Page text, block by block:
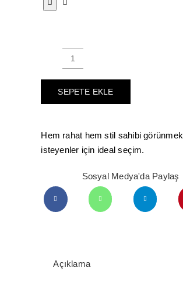
Kadın
Dalgıç
Siyah
Yüksek
Bel
adet
SEPETE EKLE
Hem rahat hem stil sahibi görünmek
isteyenler için ideal seçim.
Sosyal Medya'da Paylaş
Açıklama